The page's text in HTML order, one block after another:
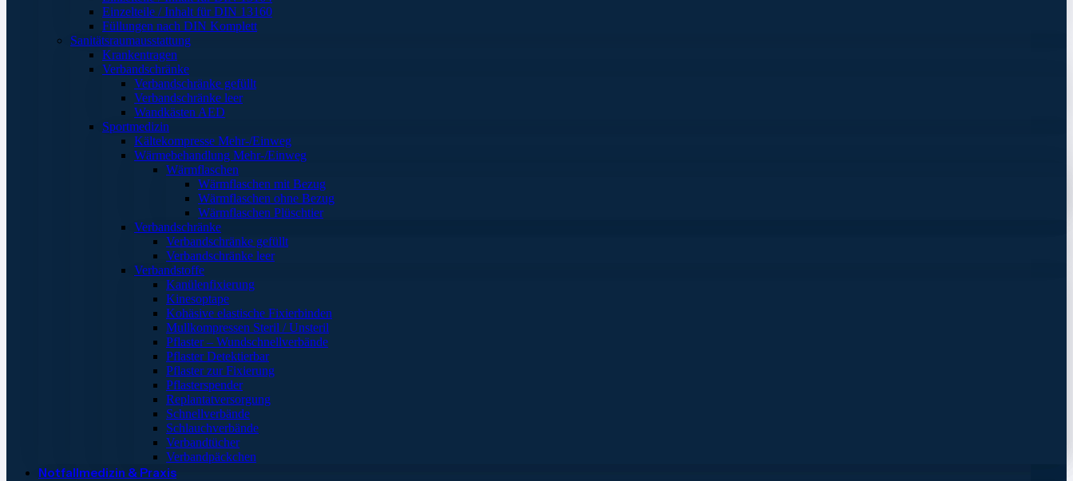
Einzelteile / Inhalt für DIN 13160
Füllungen nach DIN Komplett
Sanitätsraumausstattung
Krankentragen
Verbandschränke
Verbandschränke gefüllt
Verbandschränke leer
Wandkästen AED
Sportmedizin
Kältekompresse Mehr-/Einweg
Wärmebehandlung Mehr-/Einweg
Wärmflaschen
Wärmflaschen mit Bezug
Wärmflaschen ohne Bezug
Wärmflaschen Plüschtier
Verbandschränke
Verbandschränke gefüllt
Verbandschränke leer
Verbandstoffe
Kanülenfixierung
Kinesoptape
Kohäsive elastische Fixierbinden
Mullkompressen Steril / Unsteril
Pflaster – Wundschnellverbände
Pflaster Detektierbar
Pflaster zur Fixierung
Pflasterspender
Replantatversorgung
Schnellverbände
Schlauchverbände
Verbandtücher
Verbandpäckchen
Notfallmedizin & Praxis